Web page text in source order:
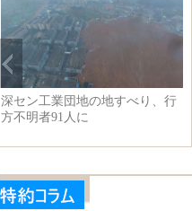
深セン工業団地の地すべり、行
方不明者91人に